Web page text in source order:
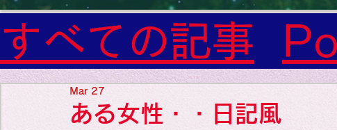
Diabetes
Heart
Neurology Specialist
Diabetes
World Wide Blog
Sensational Medicine
Synesthesia
Personal Religion
すべての記事
Favorite
ある女性・・日記風
Mar 27